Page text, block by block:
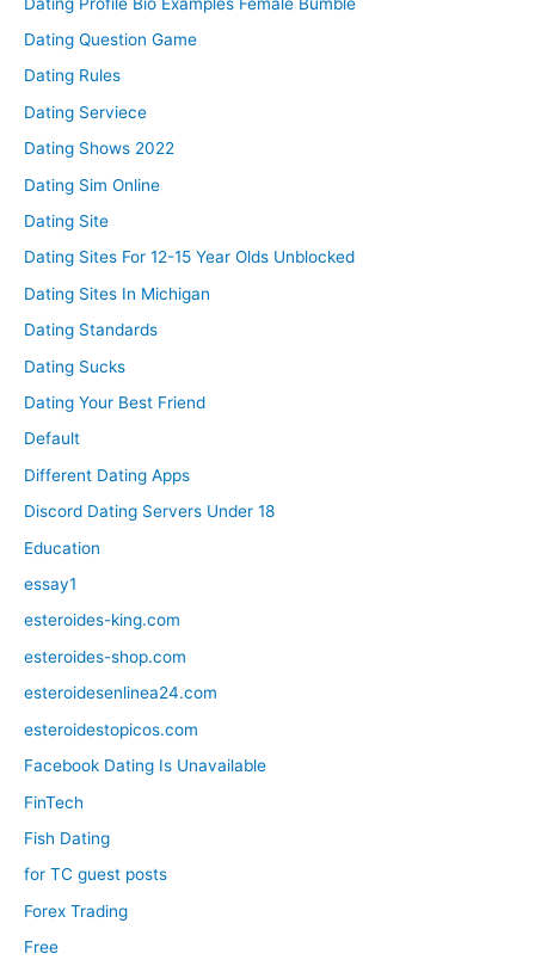
Dating Question Game
Dating Rules
Dating Serviece
Dating Shows 2022
Dating Sim Online
Dating Site
Dating Sites For 12-15 Year Olds Unblocked
Dating Sites In Michigan
Dating Standards
Dating Sucks
Dating Your Best Friend
Default
Different Dating Apps
Discord Dating Servers Under 18
Education
essay1
esteroides-king.com
esteroides-shop.com
esteroidesenlinea24.com
esteroidestopicos.com
Facebook Dating Is Unavailable
FinTech
Fish Dating
for TC guest posts
Forex Trading
Free